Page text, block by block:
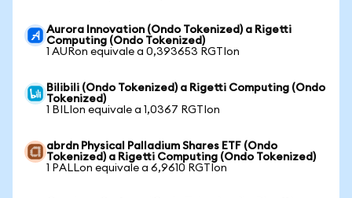
Aurora Innovation (Ondo Tokenized) a Rigetti
Computing (Ondo Tokenized)
1 AURon equivale a 0,393653 RGTIon
Bilibili (Ondo Tokenized) a Rigetti Computing (Ondo
Tokenized)
1 BILIon equivale a 1,0367 RGTIon
abrdn Physical Palladium Shares ETF (Ondo
Tokenized) a Rigetti Computing (Ondo Tokenized)
1 PALLon equivale a 6,9610 RGTIon